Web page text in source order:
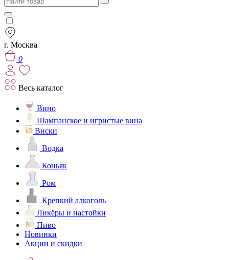
г. Москва
0
Весь каталог
Вино
Шампанское и игристые вина
Виски
Водка
Коньяк
Ром
Крепкий алкоголь
Ликёры и настойки
Пиво
Новинки
Акции и скидки